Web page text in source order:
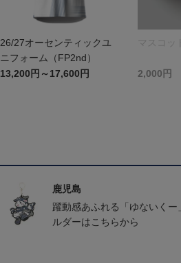
26/27オーセンティックユ
ニフォーム（FP2nd）
13,200円～17,600円
マスコッ
2,000円
鹿児島
躍動感あふれる「ゆないく
ルダーはこちらから